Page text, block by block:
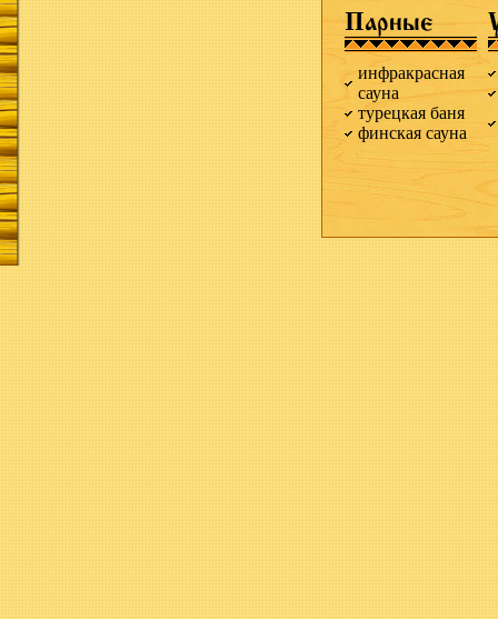
Парные
инфракрасная
сауна
турецкая баня
финская сауна